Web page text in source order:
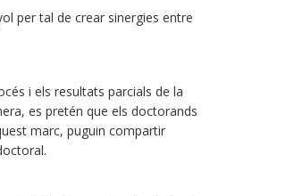
per tal de crear sinergies entre
i els resultats parcials de la
es pretén que els doctorands
marc, puguin compartir